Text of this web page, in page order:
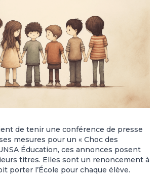
de tenir une conférence de presse
mesures pour un « Choc des
Éducation, ces annonces posent
titres. Elles sont un renoncement à
porter l’École pour chaque élève.